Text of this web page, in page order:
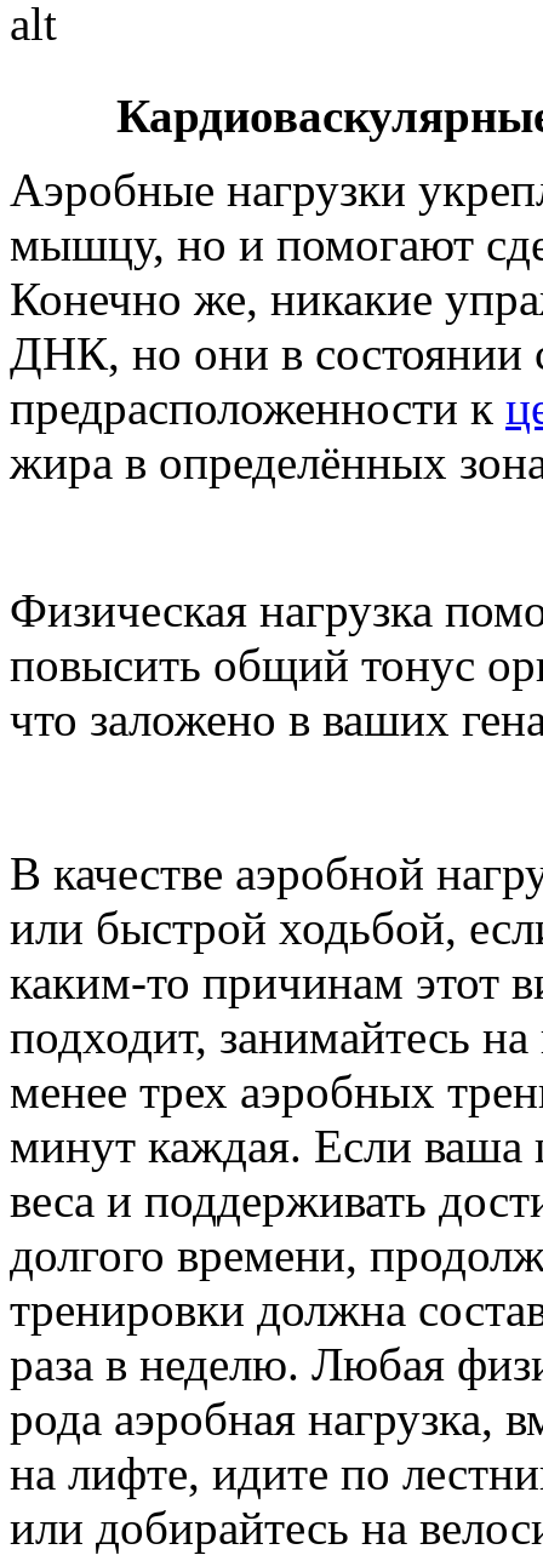
Аэробные нагрузки
мышцу, но и помогают
Конечно же, никакие
ДНК, но они в состоянии
предрасположенности к
жира в определённых
Физическая нагрузка
повысить общий тонус
что заложено в ваших
В качестве аэробной
или быстрой ходьбой,
каким-то причинам этот
подходит, занимайтесь
менее трех аэробных
минут каждая. Если ваша
веса и поддерживать
долгого времени,
тренировки должна
раза в неделю. Любая
рода аэробная нагрузка,
на лифте, идите по
или добирайтесь на